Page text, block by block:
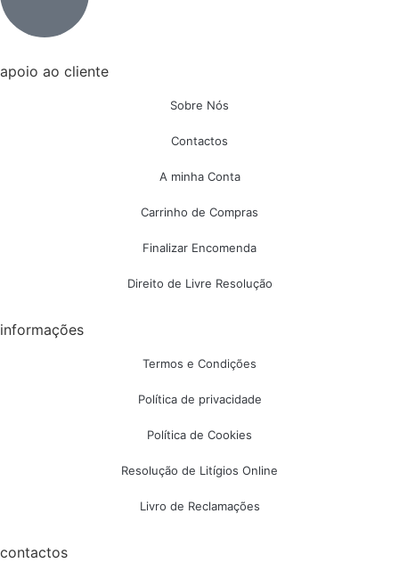
apoio ao cliente
Sobre Nós
Contactos
A minha Conta
Carrinho de Compras
Finalizar Encomenda
Direito de Livre Resolução
informações
Termos e Condições
Política de privacidade
Política de Cookies
Resolução de Litígios Online
Livro de Reclamações
contactos